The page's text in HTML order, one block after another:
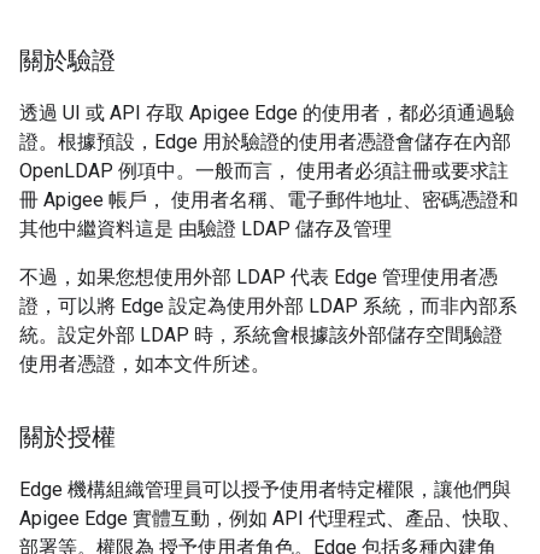
關於驗證
透過 UI 或 API 存取 Apigee Edge 的使用者，都必須通過驗
證。根據預設，Edge 用於驗證的使用者憑證會儲存在內部
OpenLDAP 例項中。一般而言， 使用者必須註冊或要求註
冊 Apigee 帳戶， 使用者名稱、電子郵件地址、密碼憑證和
其他中繼資料這是 由驗證 LDAP 儲存及管理
不過，如果您想使用外部 LDAP 代表 Edge 管理使用者憑
證，可以將 Edge 設定為使用外部 LDAP 系統，而非內部系
統。設定外部 LDAP 時，系統會根據該外部儲存空間驗證
使用者憑證，如本文件所述。
關於授權
Edge 機構組織管理員可以授予使用者特定權限，讓他們與
Apigee Edge 實體互動，例如 API 代理程式、產品、快取、
部署等。權限為 授予使用者角色。Edge 包括多種內建角